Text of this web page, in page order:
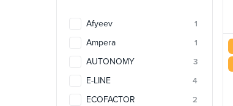
Afyeev 1
Ampera 1
AUTONOMY 3
E-LINE 4
ECOFACTOR 2